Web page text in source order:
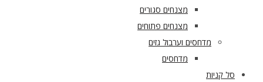
מצנחים סגורים
מצנחים פתוחים
מדחסים וערבול גזים
מדחסים
סל קניות